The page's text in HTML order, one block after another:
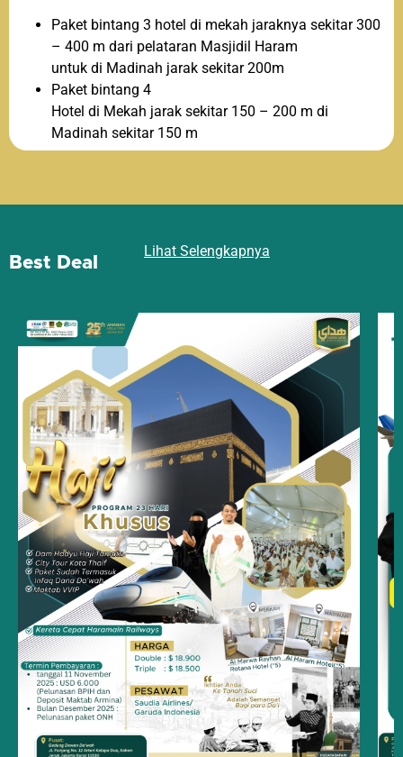
Paket bintang 3 hotel di mekah jaraknya sekitar 300
– 400 m dari pelataran Masjidil Haram
untuk di Madinah jarak sekitar 200m
Paket bintang 4
Hotel di Mekah jarak sekitar 150 – 200 m di
Madinah sekitar 150 m
Best Deal
Lihat Selengkapnya